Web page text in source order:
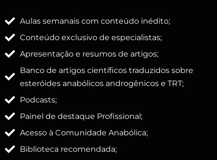
Aulas semanais com conteúdo inédito;
Conteúdo exclusivo de especialistas;
Apresentação e resumos de artigos;
Banco de artigos científicos traduzidos sobre
esteróides anabólicos androgênicos e TRT;
Podcasts;
Painel de destaque Profissional;
Acesso à Comunidade Anabólica;
Biblioteca recomendada;